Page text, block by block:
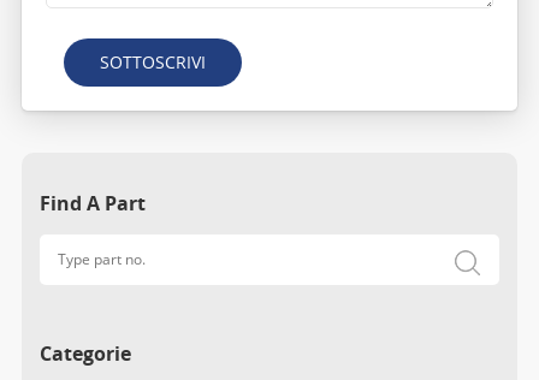
SOTTOSCRIVI
Find A Part
Categorie